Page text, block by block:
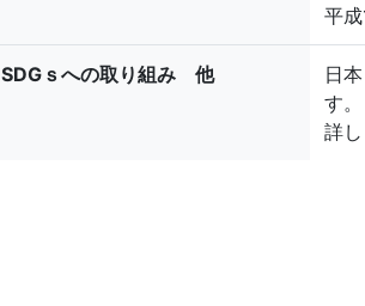
平
SDGｓへの取り組み 他
日
す。
詳